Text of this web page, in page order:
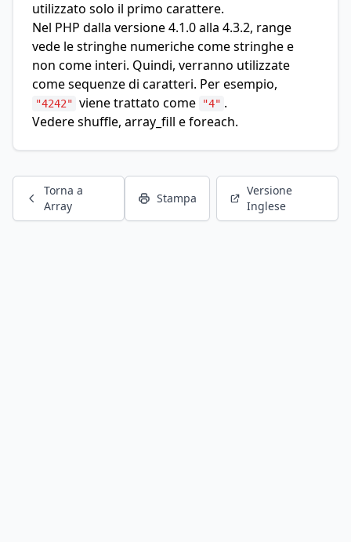
utilizzato solo il primo carattere.
Nel PHP dalla versione 4.1.0 alla 4.3.2, range
vede le stringhe numeriche come stringhe e
non come interi. Quindi, verranno utilizzate
come sequenze di caratteri. Per esempio,
"4242" viene trattato come "4" .
Vedere shuffle, array_fill eforeach.
Torna a
Array
Stampa
Versione
Inglese